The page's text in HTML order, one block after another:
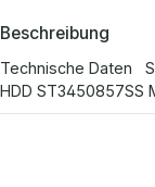
Beschreibung
Technische Daten
HDD ST3450857SS